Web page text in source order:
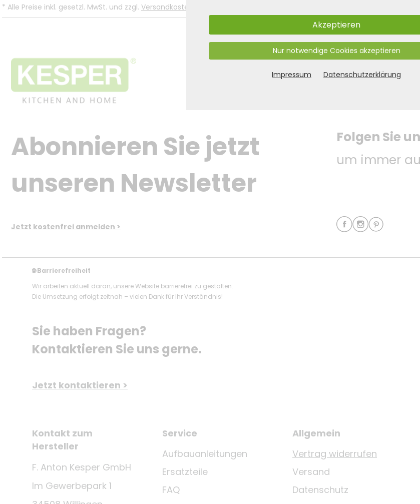
* Alle Preise inkl. gesetzl. MwSt. und zzgl. Versandkosten
Abonnieren Sie jetzt
unseren Newsletter
Jetzt kostenfrei anmelden >
Folgen Sie
um immer
🌐Barrierefreiheit
Wir arbeiten aktuell daran, unsere Website barrierefrei zu gestalten.
Die Umsetzung erfolgt zeitnah – vielen Dank für Ihr Verständnis!
Sie haben Fragen?
Kontaktieren Sie uns gerne.
Jetzt kontaktieren >
Kontakt zum
Hersteller
F. Anton Kesper GmbH
Im Gewerbepark 1
Service
Aufbauanleitungen
Ersatzteile
FAQ
Allgemein
Vertrag widerrufen
Versand
Datenschutz
Akzeptieren
Nur notwendige Cookies akzeptieren
Impressum Datenschutzerklärung